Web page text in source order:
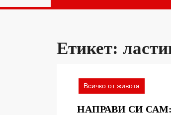
Етикет:
Всичко от живота
НАПРАВИ СИ